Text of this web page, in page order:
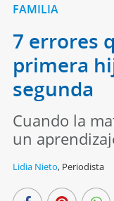
FAMILIA
7 errores
primera
segunda
Cuando la
un
Lidia Nieto, Periodista